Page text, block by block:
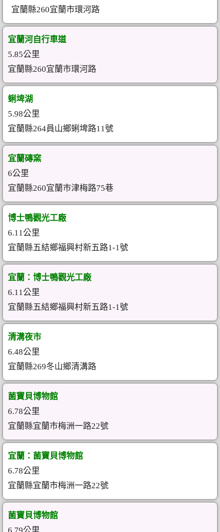
宜蘭縣260宜蘭市環河路
宜蘭河自行車道
5.85公里
宜蘭縣260宜蘭市環河路
蜊埤湖
5.98公里
宜蘭縣264員山鄉蜊埤路11號
宜蘭磚窯
6公里
宜蘭縣260宜蘭市津梅路75巷
博士鴨觀光工廠
6.11公里
宜蘭縣五結鄉福興村新五路1-1號
宜蘭：博士鴨觀光工廠
6.11公里
宜蘭縣五結鄉福興村新五路1-1號
清溝夜市
6.48公里
宜蘭縣269冬山鄉清溝路
菌寶貝博物館
6.78公里
宜蘭縣宜蘭市梅洲一路22號
宜蘭：菌寶貝博物館
6.78公里
宜蘭縣宜蘭市梅洲一路22號
菌寶貝博物館